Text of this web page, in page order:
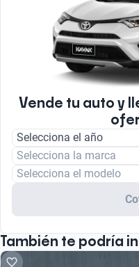
Vende tu auto y
Selecciona el año
Selecciona la marca
Selecciona el modelo
También te podría